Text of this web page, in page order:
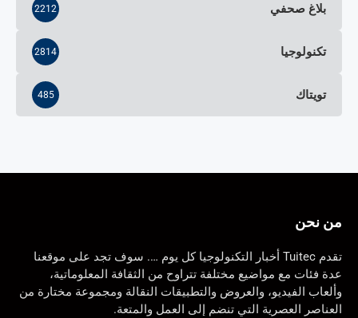
بلاغ صحفي 2212
تكنولوجيا 2814
تويتاك 485
من نحن
تقدم Tuitec أخبار التكنولوجيا كل يوم …. سوف تجد على موقعنا
عدة فئات مع مواضيع مختلفة تتراوح من الثقافة المعلوماتية،
وألعاب الفيديو، والعروض والتطبيقات النقالة ومجموعة مختارة من
العناصر العصرية التي تنضم إلى العمل والمتعة.